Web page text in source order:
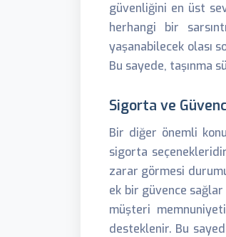
güvenliğini en üst
herhangi bir
yaşanabilecek olası
Bu sayede, taşınma
Sigorta ve
Bir diğer önemli
sigorta
zarar görmesi
ek bir güvence
müşteri
desteklenir. Bu